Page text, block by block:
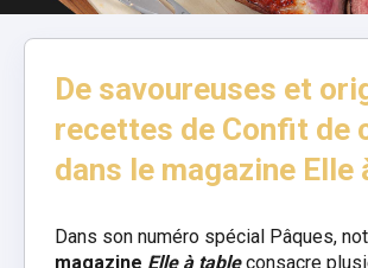
De savoureuses et
recettes de Confit de
dans le magazine Elle
Dans son numéro spécial Pâques,
magazine Elle à tableconsacre